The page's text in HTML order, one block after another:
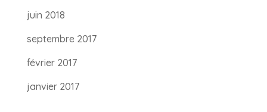
juin 2018
septembre 2017
février 2017
janvier 2017